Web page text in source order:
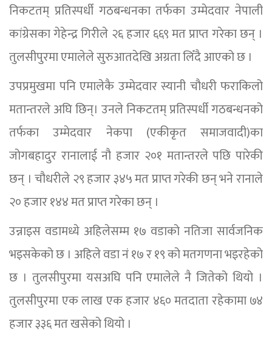
निकटतम् प्रतिस्पर्धी गठबन्धनका तर्फका उम्मेदवार नेपाली
कांग्रेसका गेहेन्द्र गिरीले २६ हजार ६६९ मत प्राप्त गरेका छन् ।
तुलसीपुरमा एमालेले सुरुआतदेखि अग्रता लिँदै आएको छ ।
उपप्रमुखमा पनि एमालेकै उम्मेदवार स्यानी चौधरी फराकिलो
मतान्तरले अघि छिन्। उनले निकटतम् प्रतिस्पर्धी गठबन्धनको
तर्फका उम्मेदवार नेकपा (एकीकृत समाजवादी)का
जोगबहादुर रानालाई नौ हजार २०१ मतान्तरले पछि पारेकी
छन् । चौधरीले २९ हजार ३४५ मत प्राप्त गरेकी छन् भने रानाले
२० हजार १४४ मत प्राप्त गरेका छन् ।
उन्नाइस वडामध्ये अहिलेसम्म १७ वडाको नतिजा सार्वजनिक
भइसकेको छ । अहिले वडा नं १७ र १९ को मतगणना भइरहेको
छ । तुलसीपुरमा यसअघि पनि एमालेले नै जितेको थियो ।
तुलसीपुरमा एक लाख एक हजार ४६० मतदाता रहेकामा ७४
हजार ३३६ मत खसेको थियो ।